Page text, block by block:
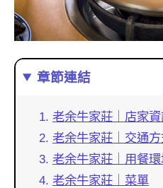
章節連結
老余牛家莊｜店家
老余牛家莊｜交通
老余牛家莊｜用餐
老余牛家莊｜菜單